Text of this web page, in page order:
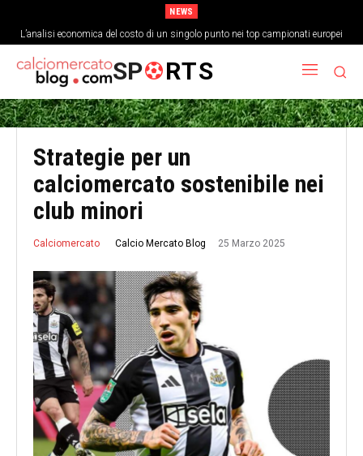
NEWS
L’analisi economica del costo di un singolo punto nei top campionati europei
Come la cultura del gioco corto ha cambiato la struttura fisica dei
centrocampisti
SP RTS
Strategie per un
calciomercato sostenibile nei
club minori
Calciomercato Calcio Mercato Blog 25 Marzo 2025